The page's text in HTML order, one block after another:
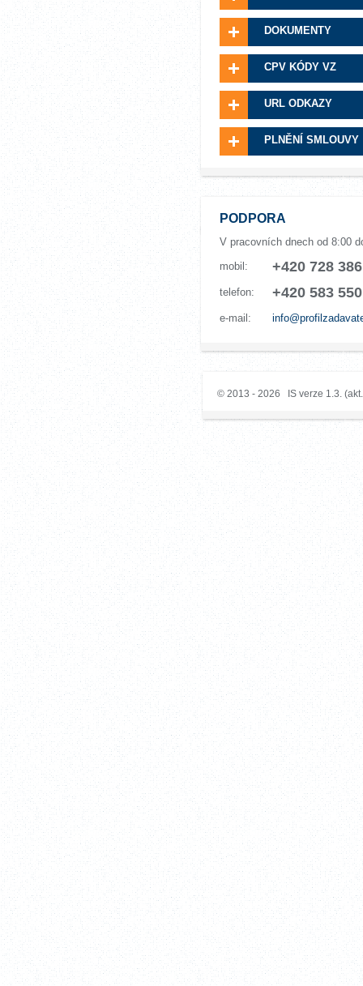
DOKUMENTY
CPV KÓDY VZ
URL ODKAZY
PLNĚNÍ SMLOUVY
PODPORA
V pracovních dnech od 8:00
mobil:
+420 728
telefon: +420 583
e-mail:
© 2013 - 2026 IS verze 1.3.